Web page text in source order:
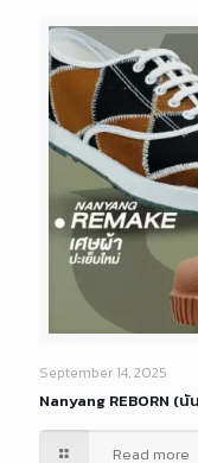
September 14, 2025
Nanyang REBORN (
Read more